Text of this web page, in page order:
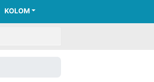
KOLOM